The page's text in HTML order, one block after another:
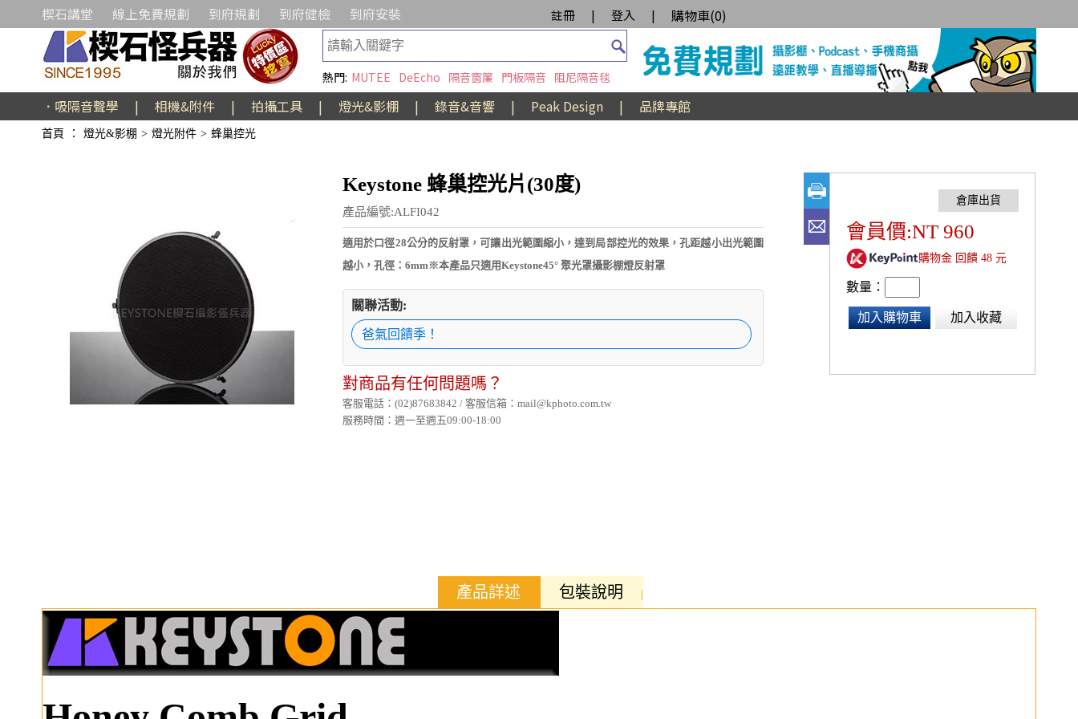
楔石講堂 線上免費規劃 到府規劃 到府健檢 到府安裝 註冊 | 登入 | 購物車(0)
熱門: MUTEE DeEcho 隔音窗簾 門板隔音 阻尼隔音毯
．吸隔音聲學 | 相機&附件 | 拍攝工具 | 燈光&影棚 | 錄音&音響 | Peak Design | 品牌專館
首頁 ： 燈光&影棚 > 燈光附件 > 蜂巢控光
Keystone 蜂巢控光片(30度)
產品編號:ALFI042
適用於口徑28公分的反射罩，可讓出光範圍縮小，達到局部控光的效果，孔距越小出光範圍
越小，孔徑：6mm※本產品只適用Keystone45° 聚光罩攝影棚燈反射罩
關聯活動:
爸氣回饋季！
對商品有任何問題嗎？
客服電話：(02)87683842 / 客服信箱：mail@kphoto.com.tw
服務時間：週一至週五09:00-18:00
會員價:NT 960
購物金 回饋 48 元
數量：
加入購物車 加入收藏
產品詳述 包裝說明